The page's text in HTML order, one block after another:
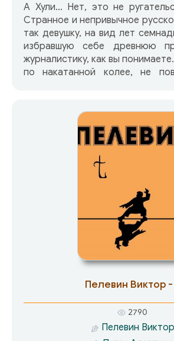
А Хули… Нет, это не
Странное и непривычное
так девушку, на вид лет
избравшую себе древнюю
журналистику, как вы понимаете… И всё бы
по накатанной колее, не
ни с кем-нибудь, а с
же странным, как и А Хули…
Пелевин Виктор
2790
Пелевин Виктор